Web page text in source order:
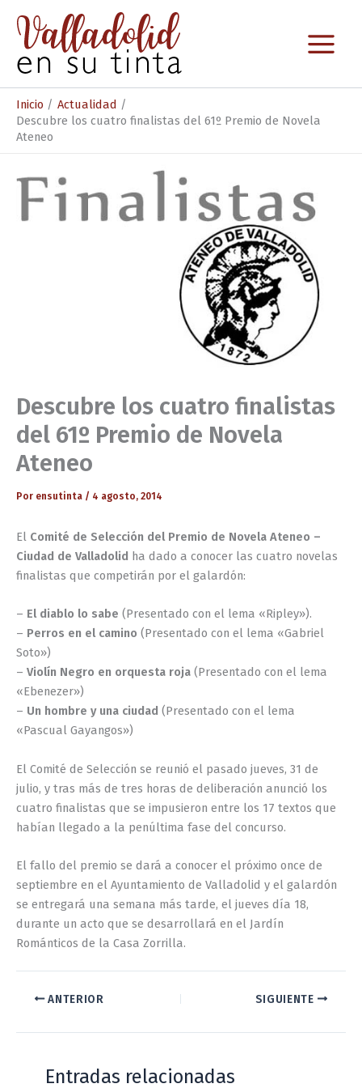
contenido
Inicio
Actualidad
Descubre los cuatro finalistas del 61º Premio de Novela
Ateneo
Descubre los cuatro finalistas
del 61º Premio de Novela
Ateneo
Por ensutinta / 4 agosto, 2014
El Comité de Selección del Premio de Novela Ateneo –
Ciudad de Valladolid ha dado a conocer las cuatro novelas
finalistas que competirán por el galardón:
– El diablo lo sabe (Presentado con el lema «Ripley»).
– Perros en el camino (Presentado con el lema «Gabriel
Soto»)
– Violín Negro en orquesta roja (Presentado con el lema
«Ebenezer»)
– Un hombre y una ciudad (Presentado con el lema
«Pascual Gayangos»)
El Comité de Selección se reunió el pasado jueves, 31 de
julio, y tras más de tres horas de deliberación anunció los
cuatro finalistas que se impusieron entre los 17 textos que
habían llegado a la penúltima fase del concurso.
El fallo del premio se dará a conocer el próximo once de
septiembre en el Ayuntamiento de Valladolid y el galardón
se entregará una semana más tarde, el jueves día 18,
durante un acto que se desarrollará en el Jardín
Románticos de la Casa Zorrilla.
ANTERIOR SIGUIENTE
Entradas relacionadas